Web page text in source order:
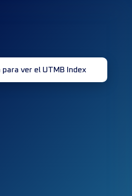
para ver el UTMB Index